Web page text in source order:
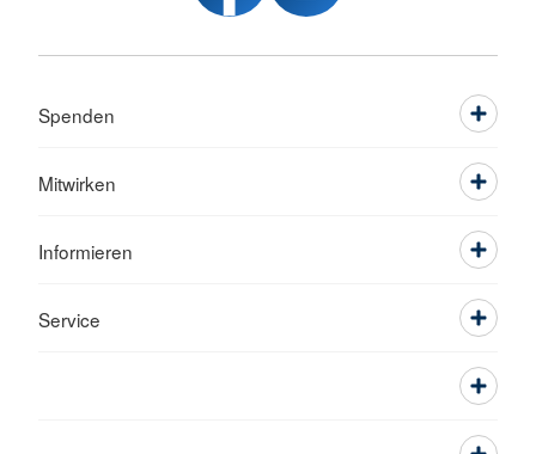
Spenden
Mitwirken
Informieren
Service